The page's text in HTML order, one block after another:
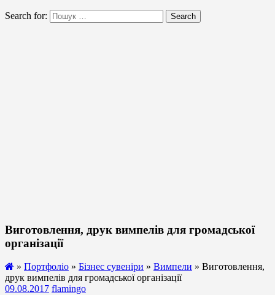
Search for: Search
Виготовлення, друк вимпелів для громадської
організації
» Портфоліо » Бізнес сувеніри » Вимпели » Виготовлення,
друк вимпелів для громадської організації
09.08.2017 flamingo